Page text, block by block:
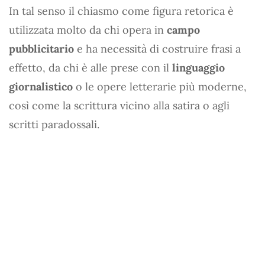
In tal senso il chiasmo come figura retorica è
utilizzata molto da chi opera in campo
pubblicitario e ha necessità di costruire frasi a
effetto, da chi è alle prese con il linguaggio
giornalistico o le opere letterarie più moderne,
così come la scrittura vicino alla satira o agli
scritti paradossali.